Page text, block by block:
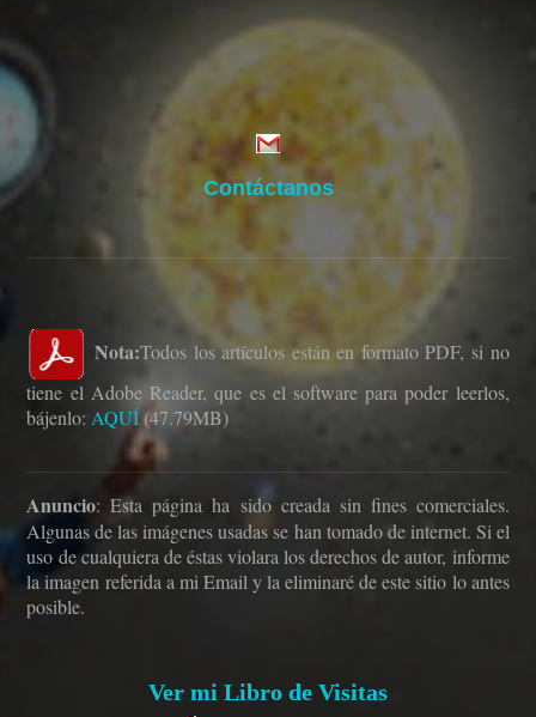
Contáctanos
Nota:Todos los artículos están en formato PDF, si no
tiene el Adobe Reader, que es el software para poder leerlos,
bájenlo:AQUÍ(47.79MB)
Anuncio: Esta página ha sido creada sin fines comerciales.
Algunas de las imágenes usadas se han tomado de internet. Si el
uso de cualquiera de éstas violara los derechos de autor, informe
la imagen referida a mi Email y la eliminaré de este sitio lo antes
posible.
Ver mi Libro de Visitas